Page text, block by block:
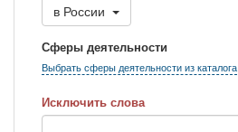
в России
Сферы деятельности
Выбрать сферы деятельности из каталога
Исключить слова